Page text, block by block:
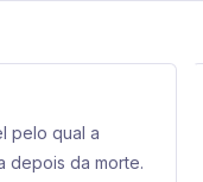
pelo qual a
depois da morte.